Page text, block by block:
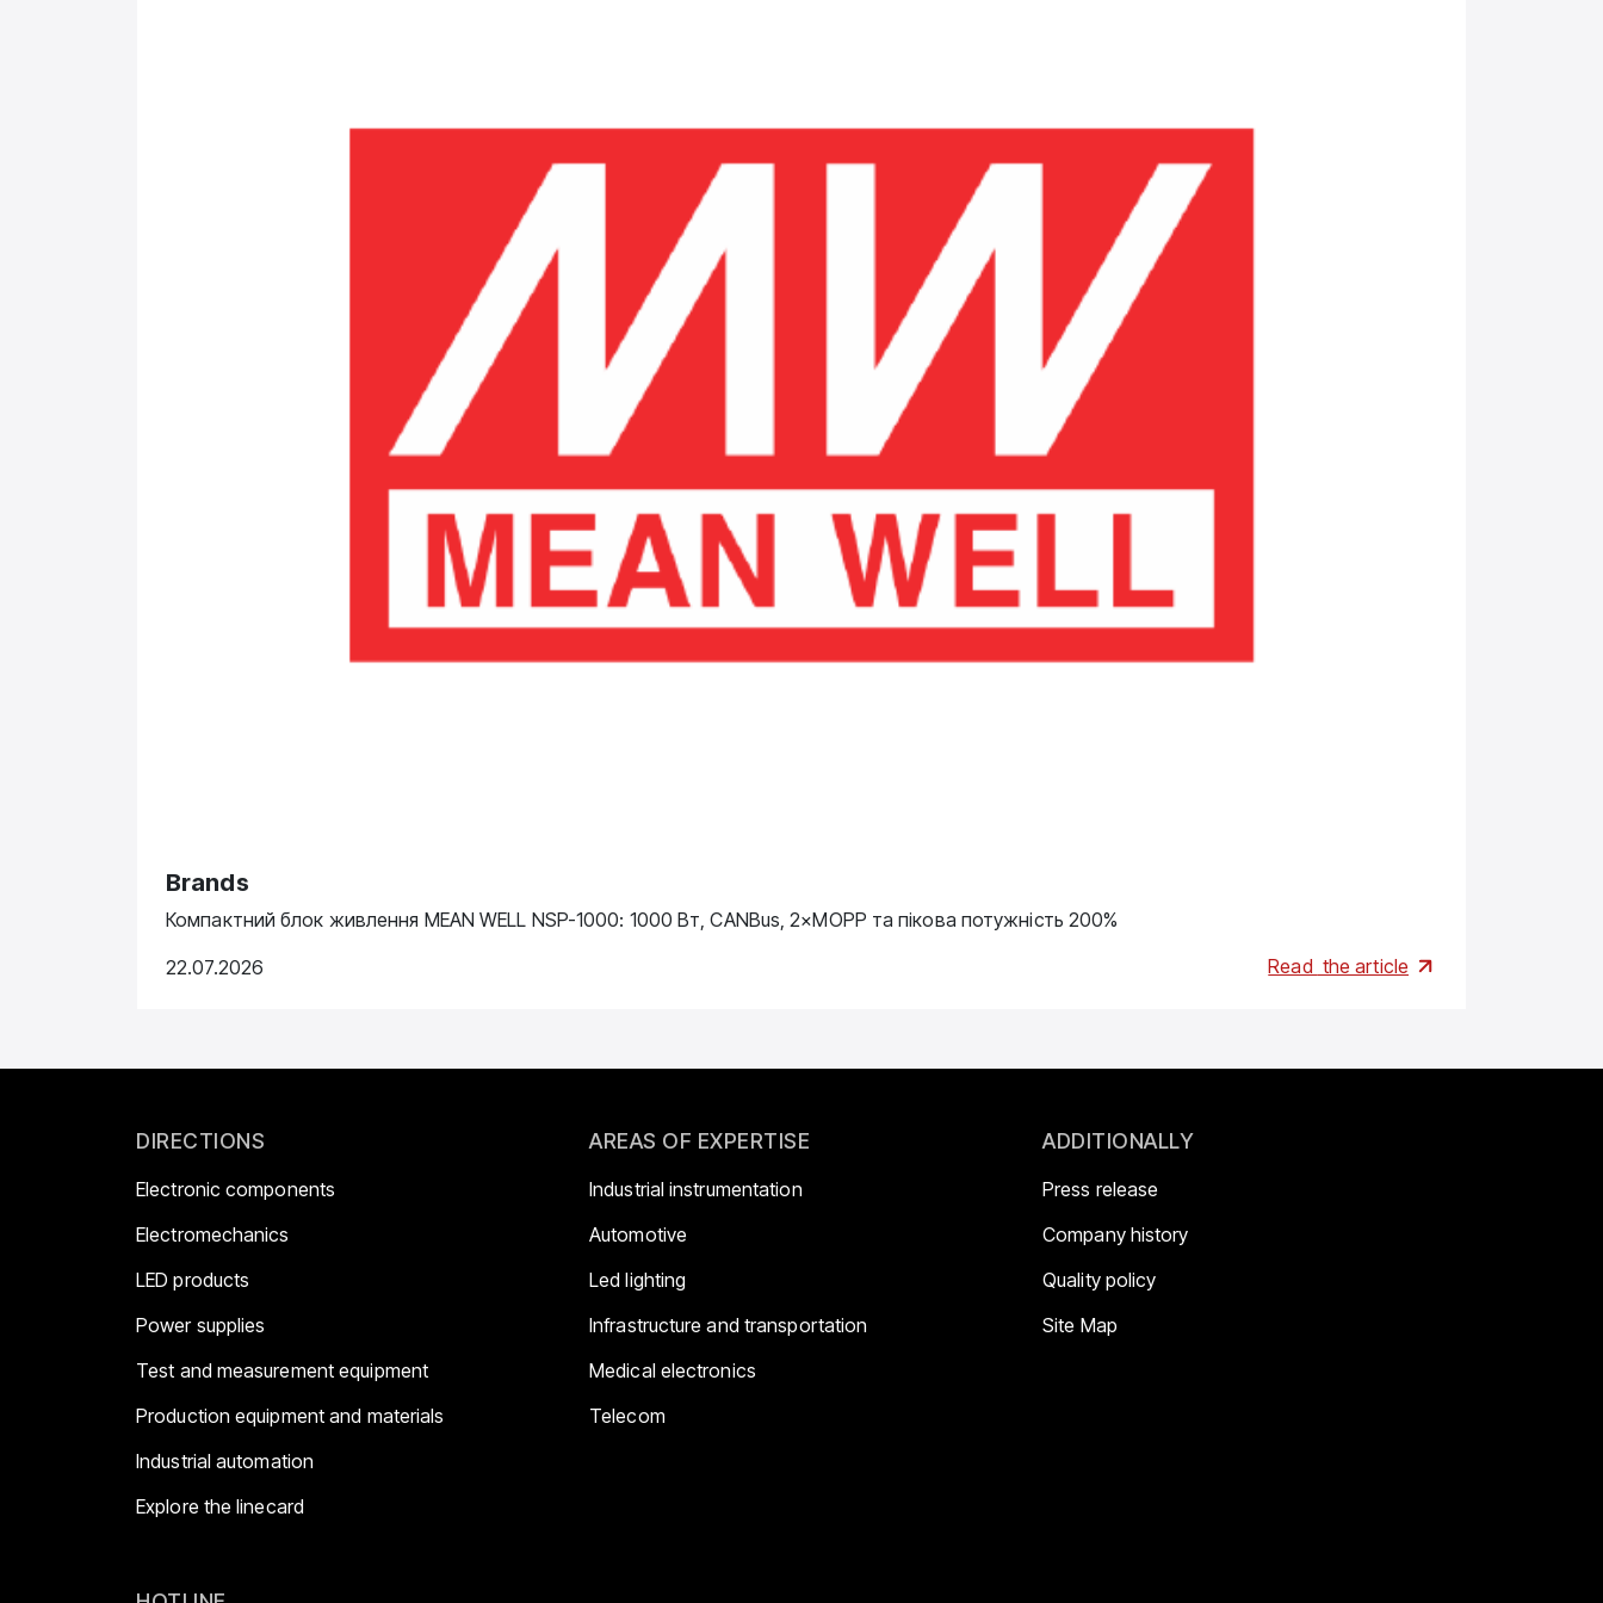
Brands
Компактний блок живлення MEAN WELL NSP-1000: 1000 Вт, CANBus, 2×MOPP та пікова потужність 200%
22.07.2026 Read the article
DIRECTIONS
Electronic components
Electromechanics
LED products
Power supplies
Test and measurement equipment
Production equipment and materials
Industrial automation
Explore the linecard
AREAS OF EXPERTISE
Industrial instrumentation
Automotive
Led lighting
Infrastructure and transportation
Medical electronics
Telecom
ADDITIONALLY
Press release
Company history
Quality policy
Site Map